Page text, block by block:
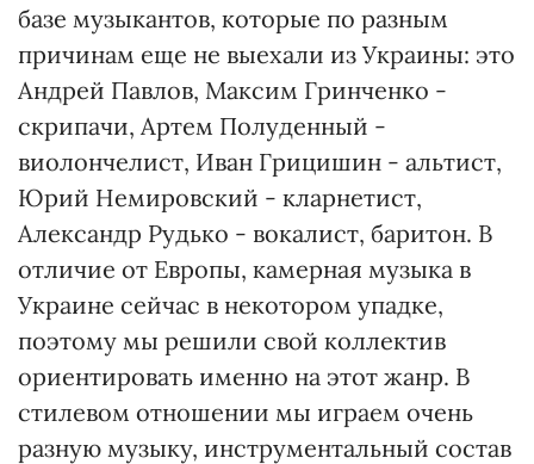
базе музыкантов, которые по разным
причинам еще не выехали из Украины: это
Андрей Павлов, Максим Гринченко -
скрипачи, Артем Полуденный -
виолончелист, Иван Грицишин - альтист,
Юрий Немировский - кларнетист,
Александр Рудько - вокалист, баритон. В
отличие от Европы, камерная музыка в
Украине сейчас в некотором упадке,
поэтому мы решили свой коллектив
ориентировать именно на этот жанр. В
стилевом отношении мы играем очень
разную музыку, инструментальный состав